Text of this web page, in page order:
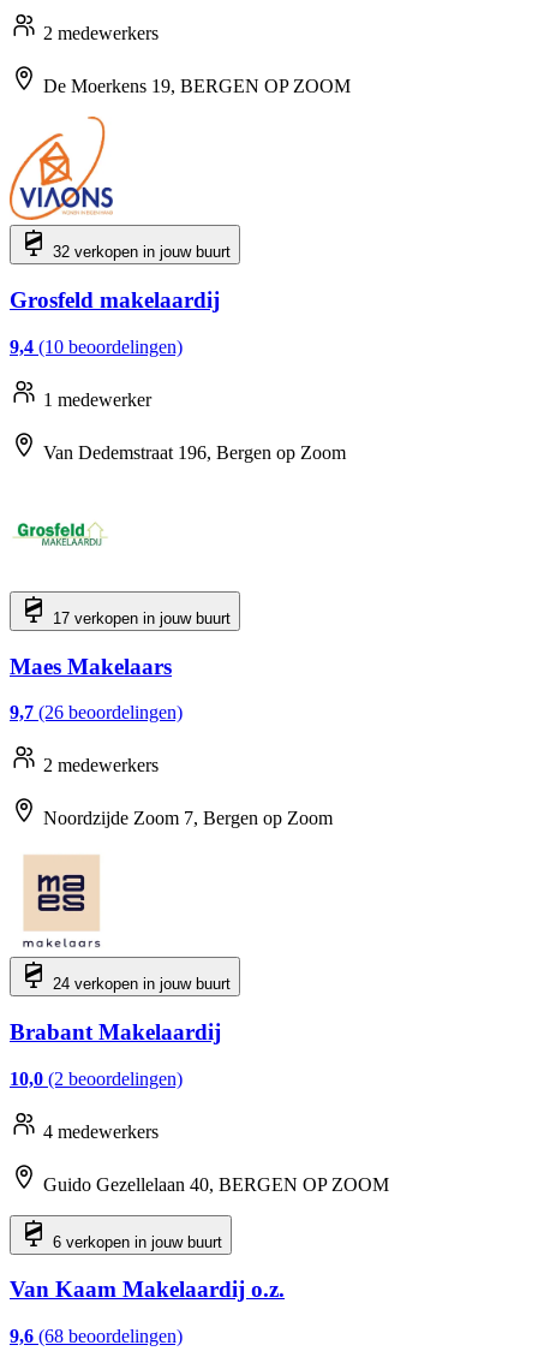
2 medewerkers
De Moerkens 19, BERGEN OP ZOOM
32 verkopen in jouw buurt
Grosfeld makelaardij
9,4 (10 beoordelingen)
1 medewerker
Van Dedemstraat 196, Bergen op Zoom
17 verkopen in jouw buurt
Maes Makelaars
9,7 (26 beoordelingen)
2 medewerkers
Noordzijde Zoom 7, Bergen op Zoom
24 verkopen in jouw buurt
Brabant Makelaardij
10,0 (2 beoordelingen)
4 medewerkers
Guido Gezellelaan 40, BERGEN OP ZOOM
6 verkopen in jouw buurt
Van Kaam Makelaardij o.z.
9,6 (68 beoordelingen)